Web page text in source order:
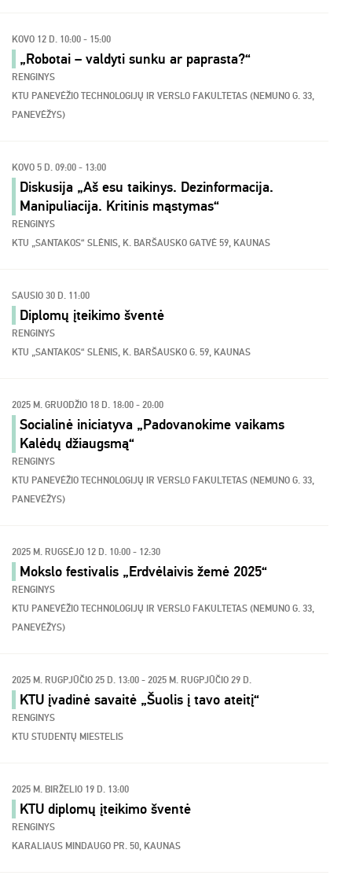
KOVO 12 D. 10:00 - 15:00
„Robotai – valdyti sunku ar paprasta?“
RENGINYS
KTU PANEVĖŽIO TECHNOLOGIJŲ IR VERSLO FAKULTETAS (NEMUNO G. 33,
PANEVĖŽYS)
KOVO 5 D. 09:00 - 13:00
Diskusija „Aš esu taikinys. Dezinformacija.
Manipuliacija. Kritinis mąstymas“
RENGINYS
KTU „SANTAKOS“ SLĖNIS, K. BARŠAUSKO GATVĖ 59, KAUNAS
SAUSIO 30 D. 11:00
Diplomų įteikimo šventė
RENGINYS
KTU „SANTAKOS“ SLĖNIS, K. BARŠAUSKO G. 59, KAUNAS
2025 M. GRUODŽIO 18 D. 18:00 - 20:00
Socialinė iniciatyva „Padovanokime vaikams
Kalėdų džiaugsmą“
RENGINYS
KTU PANEVĖŽIO TECHNOLOGIJŲ IR VERSLO FAKULTETAS (NEMUNO G. 33,
PANEVĖŽYS)
2025 M. RUGSĖJO 12 D. 10:00 - 12:30
Mokslo festivalis „Erdvėlaivis žemė 2025“
RENGINYS
KTU PANEVĖŽIO TECHNOLOGIJŲ IR VERSLO FAKULTETAS (NEMUNO G. 33,
PANEVĖŽYS)
2025 M. RUGPJŪČIO 25 D. 13:00 - 2025 M. RUGPJŪČIO 29 D.
KTU įvadinė savaitė „Šuolis į tavo ateitį“
RENGINYS
KTU STUDENTŲ MIESTELIS
2025 M. BIRŽELIO 19 D. 13:00
KTU diplomų įteikimo šventė
RENGINYS
KARALIAUS MINDAUGO PR. 50, KAUNAS